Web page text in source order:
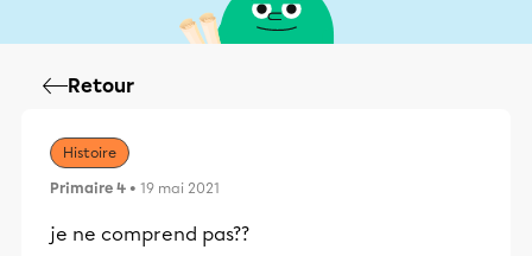
Retour
Histoire
Primaire 4 • 19 mai 2021
je ne comprend pas??